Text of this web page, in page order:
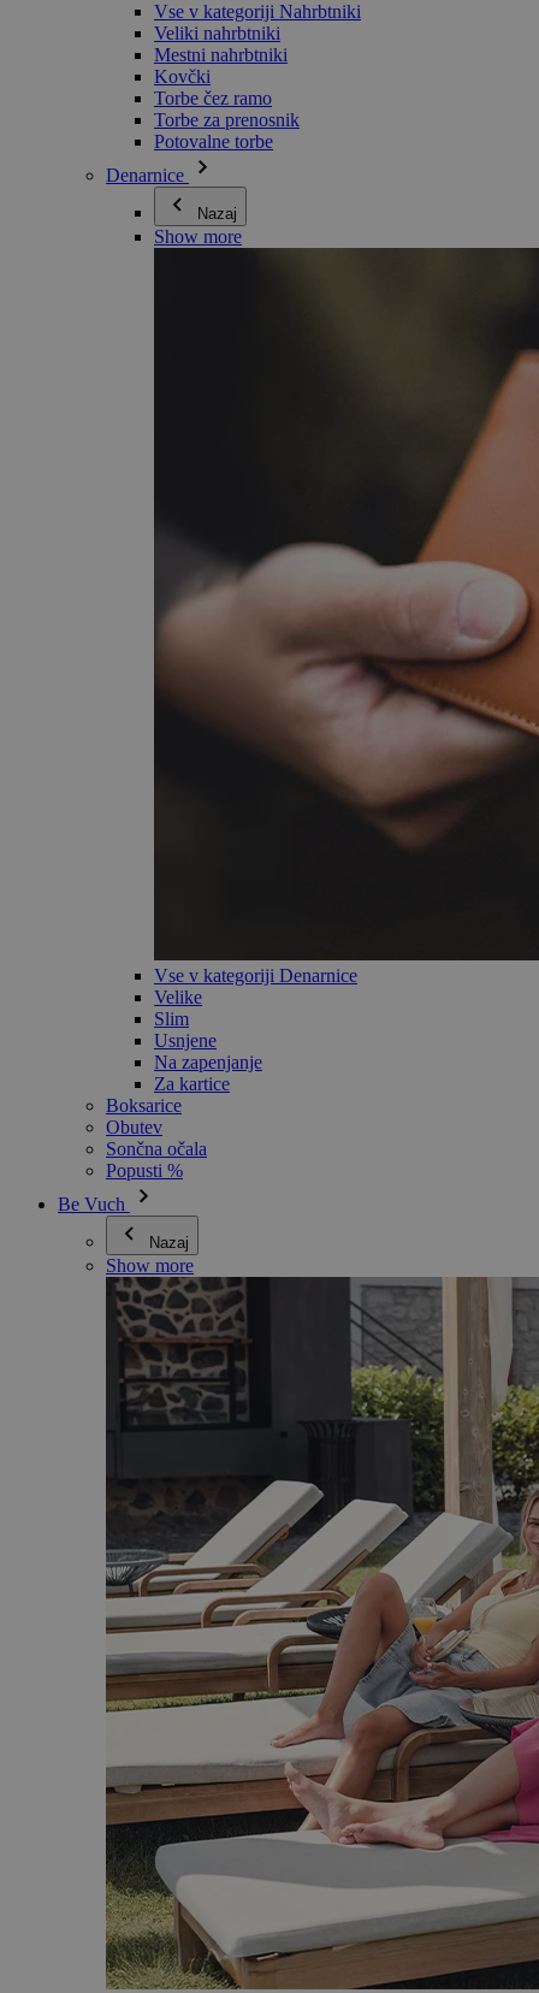
Vse v kategoriji Nahrbtniki
Veliki nahrbtniki
Mestni nahrbtniki
Kovčki
Torbe čez ramo
Torbe za prenosnik
Potovalne torbe
Denarnice
Nazaj
Show more
Vse v kategoriji Denarnice
Velike
Slim
Usnjene
Na zapenjanje
Za kartice
Boksarice
Obutev
Sončna očala
Popusti %
Be Vuch
Nazaj
Show more